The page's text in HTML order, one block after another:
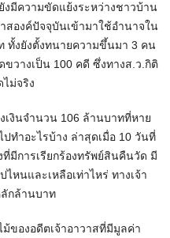
มีความขัดแย้งระหว่างชาวบ้าน
สองค์ปัจจุบันเข้ามาใช้อำนาจใน
ทั้งยังตั้งทนายความขึ้นมา 3 คน
วางเป็น 100 คดี ซึ่งทางส.ว.กิติ
ม่จริง
เงินจำนวน 106 ล้านบาทที่หาย
ทำอะไรบ้าง ล่าสุดเมื่อ 10 วันที่
มีการเรียกร้องทรัพย์สินคืนวัด มี
หนและเหลือเท่าไหร่ ทางเจ้า
ลักล้านบาท
ของอดีตเจ้าอาวาสที่มีมูลค่า